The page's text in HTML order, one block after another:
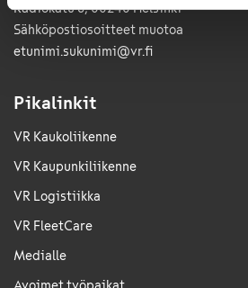
Radiokatu 3, 00240 Helsinki
Sähkö­posti­osoitteet muotoa
etunimi.sukunimi@vr.fi
Pikalinkit
VR Kaukoliikenne
VR Kaupunkiliikenne
VR Logistiikka
VR FleetCare
Medialle